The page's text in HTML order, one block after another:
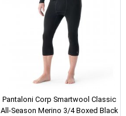
Pantaloni Corp Smartwool Classic
All-Season Merino 3/4 Boxed Black